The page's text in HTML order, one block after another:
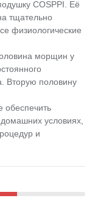
COSPPI. Её
тщательно
физиологические
морщин у
Вторую половину
условиях,
и